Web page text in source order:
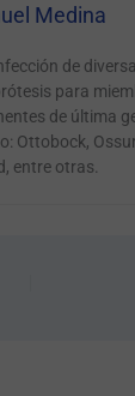
Medina
de
para
de última
Ottobock,
entre otras.